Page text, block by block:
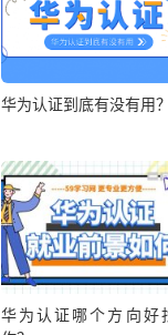
华为认证到底有没有用
华为认证哪个方向好